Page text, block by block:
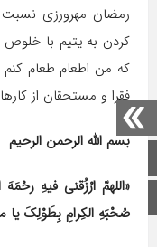
اینستاگرام
رمضان مهرورزی نسبت
کردن به یتیم با
که من اطعام طعام
فقرا و مستحقان از
بسم الله الرحمن الرحیم
«اللهمّ ارْزُقنی فیهِ
صُحْبَهِ الکِرامِ بِطَوْلِکَ یا